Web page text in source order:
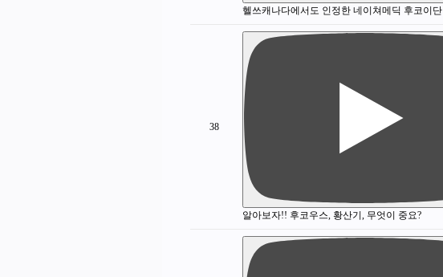
헬쓰캐나다에서도 인정한 네이쳐메딕 후코이단
38
알아보자!! 후코우스, 황산기, 무엇이 중요?